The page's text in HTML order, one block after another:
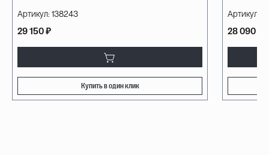
Артикул: 138243
29 150 ₽
Купить в один клик
Артикул:
28 090 ₽